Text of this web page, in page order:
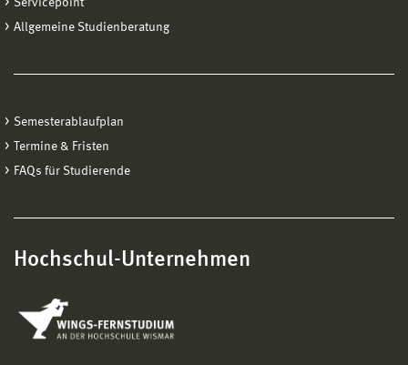
Servicepoint
Allgemeine Studienberatung
Semesterablaufplan
Termine & Fristen
FAQs für Studierende
Hochschul-Unternehmen